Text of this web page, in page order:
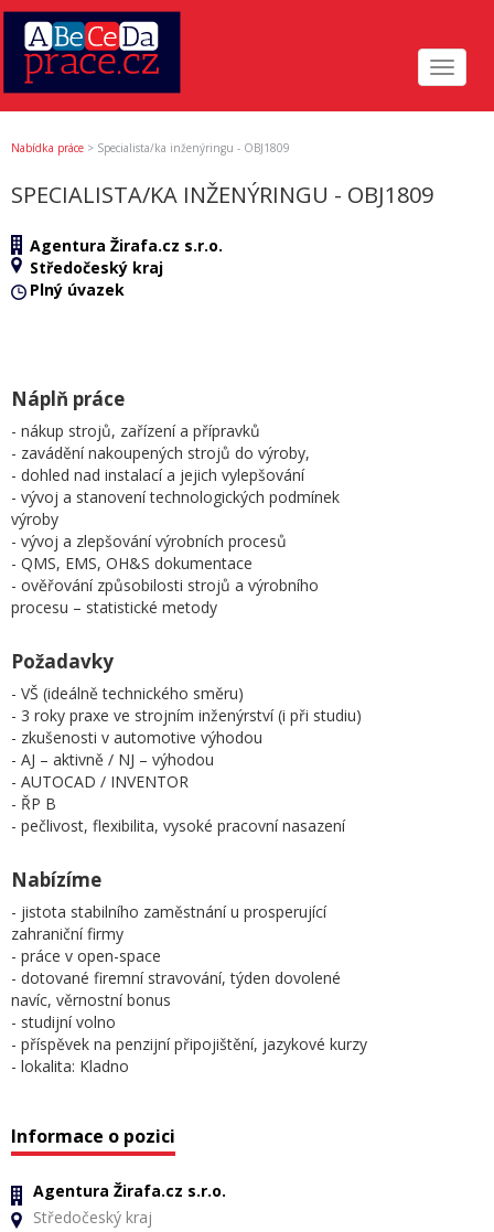
Toggle
Nabídka práce > Specialista/ka inženýringu - OBJ1809
SPECIALISTA/KA INŽENÝRINGU - OBJ1809
Agentura Žirafa.cz s.r.o.
Středočeský kraj
Plný úvazek
Náplň práce
- nákup strojů, zařízení a přípravků
- zavádění nakoupených strojů do výroby,
- dohled nad instalací a jejich vylepšování
- vývoj a stanovení technologických podmínek
výroby
- vývoj a zlepšování výrobních procesů
- QMS, EMS, OH&S dokumentace
- ověřování způsobilosti strojů a výrobního
procesu – statistické metody
Požadavky
- VŠ (ideálně technického směru)
- 3 roky praxe ve strojním inženýrství (i při studiu)
- zkušenosti v automotive výhodou
- AJ – aktivně / NJ – výhodou
- AUTOCAD / INVENTOR
- ŘP B
- pečlivost, flexibilita, vysoké pracovní nasazení
Nabízíme
- jistota stabilního zaměstnání u prosperující
zahraniční firmy
- práce v open-space
- dotované firemní stravování, týden dovolené
navíc, věrnostní bonus
- studijní volno
- příspěvek na penzijní připojištění, jazykové kurzy
- lokalita: Kladno
Informace o pozici
Agentura Žirafa.cz s.r.o.
Středočeský kraj